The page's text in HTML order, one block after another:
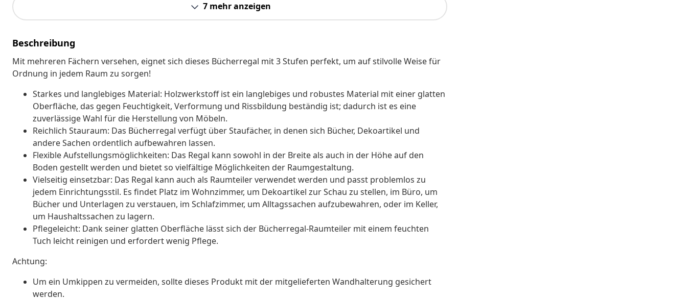
7 mehr anzeigen
Beschreibung
Mit mehreren Fächern versehen, eignet sich dieses Bücherregal mit 3 Stufen perfekt, um auf stilvolle Weise für
Ordnung in jedem Raum zu sorgen!
Starkes und langlebiges Material: Holzwerkstoff ist ein langlebiges und robustes Material mit einer glatten
Oberfläche, das gegen Feuchtigkeit, Verformung und Rissbildung beständig ist; dadurch ist es eine
zuverlässige Wahl für die Herstellung von Möbeln.
Reichlich Stauraum: Das Bücherregal verfügt über Staufächer, in denen sich Bücher, Dekoartikel und
andere Sachen ordentlich aufbewahren lassen.
Flexible Aufstellungsmöglichkeiten: Das Regal kann sowohl in der Breite als auch in der Höhe auf den
Boden gestellt werden und bietet so vielfältige Möglichkeiten der Raumgestaltung.
Vielseitig einsetzbar: Das Regal kann auch als Raumteiler verwendet werden und passt problemlos zu
jedem Einrichtungsstil. Es findet Platz im Wohnzimmer, um Dekoartikel zur Schau zu stellen, im Büro, um
Bücher und Unterlagen zu verstauen, im Schlafzimmer, um Alltagssachen aufzubewahren, oder im Keller,
um Haushaltssachen zu lagern.
Pflegeleicht: Dank seiner glatten Oberfläche lässt sich der Bücherregal-Raumteiler mit einem feuchten
Tuch leicht reinigen und erfordert wenig Pflege.
Achtung:
Um ein Umkippen zu vermeiden, sollte dieses Produkt mit der mitgelieferten Wandhalterung gesichert
werden.